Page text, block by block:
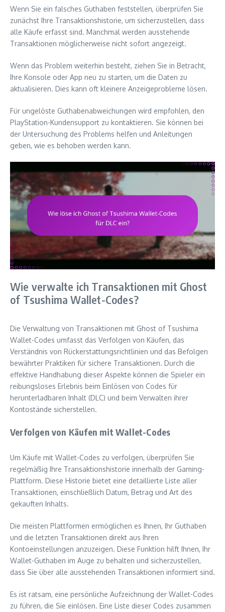
Wenn Sie ein falsches Guthaben feststellen, überprüfen Sie
zunächst Ihre Transaktionshistorie, um sicherzustellen, dass
alle Käufe erfasst sind. Manchmal werden ausstehende
Transaktionen möglicherweise nicht sofort angezeigt.
Wenn das Problem weiterhin besteht, ziehen Sie in Betracht,
Ihre Konsole oder App neu zu starten, um die Daten zu
aktualisieren. Dies kann oft kleinere Anzeigeprobleme lösen.
Für ungelöste Guthabenabweichungen wird empfohlen, den
PlayStation-Kundensupport zu kontaktieren. Sie können bei
der Untersuchung des Problems helfen und Anleitungen
geben, wie es behoben werden kann.
Wie verwalte ich Transaktionen mit Ghost
of Tsushima Wallet-Codes?
Die Verwaltung von Transaktionen mit Ghost of Tsushima
Wallet-Codes umfasst das Verfolgen von Käufen, das
Verständnis von Rückerstattungsrichtlinien und das Befolgen
bewährter Praktiken für sichere Transaktionen. Durch die
effektive Handhabung dieser Aspekte können die Spieler ein
reibungsloses Erlebnis beim Einlösen von Codes für
herunterladbaren Inhalt (DLC) und beim Verwalten ihrer
Kontostände sicherstellen.
Verfolgen von Käufen mit Wallet-Codes
Um Käufe mit Wallet-Codes zu verfolgen, überprüfen Sie
regelmäßig Ihre Transaktionshistorie innerhalb der Gaming-
Plattform. Diese Historie bietet eine detaillierte Liste aller
Transaktionen, einschließlich Datum, Betrag und Art des
gekauften Inhalts.
Die meisten Plattformen ermöglichen es Ihnen, Ihr Guthaben
und die letzten Transaktionen direkt aus Ihren
Kontoeinstellungen anzuzeigen. Diese Funktion hilft Ihnen, Ihr
Wallet-Guthaben im Auge zu behalten und sicherzustellen,
dass Sie über alle ausstehenden Transaktionen informiert sind.
Es ist ratsam, eine persönliche Aufzeichnung der Wallet-Codes
zu führen, die Sie einlösen. Eine Liste dieser Codes zusammen